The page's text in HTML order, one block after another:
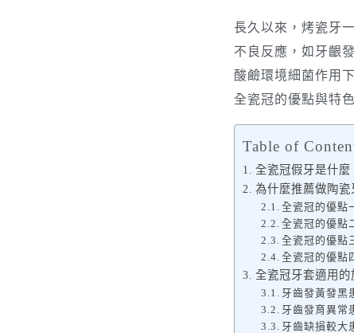
長久以來，烤瓷牙
不良反應，如牙齦
酸鹼環境細菌作用
全瓷冠的優點與特色
Table of
全瓷冠假牙是什麼
為什麼推薦做陶瓷
全瓷冠的優點
全瓷冠的優點
全瓷冠的優點
全瓷冠的優點
全瓷冠牙套適用的
牙齒發黃發黑
牙齒發育異常
牙齒缺損較大